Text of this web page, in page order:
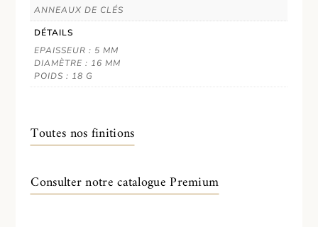
ANNEAUX DE CLÉS
DÉTAILS
EPAISSEUR : 5 MM
DIAMÈTRE : 16 MM
POIDS : 18 G
Toutes nos finitions
Consulter notre catalogue Premium